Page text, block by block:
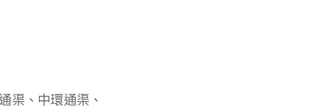
渠、中環通渠、